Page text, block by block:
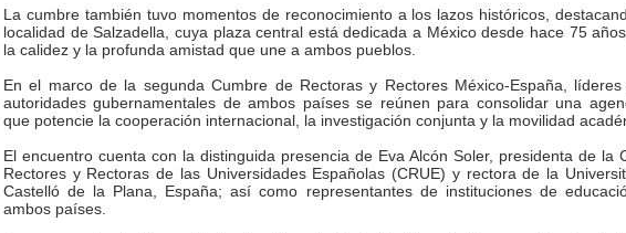
La cumbre también tuvo momentos de reconocimiento a los lazos históricos,
localidad de Salzadella, cuya plaza central está dedicada a México desde hace 75
la calidez y la profunda amistad que une a ambos pueblos.
En el marco de la segunda Cumbre de Rectoras y Rectores México-España,
autoridades gubernamentales de ambos países se reúnen para consolidar una
que potencie la cooperación internacional, la investigación conjunta y la movilidad
El encuentro cuenta con la distinguida presencia de Eva Alcón Soler, presidenta de la
Rectores y Rectoras de las Universidades Españolas (CRUE) y rectora de la
Castelló de la Plana, España; así como representantes de instituciones de
ambos países.